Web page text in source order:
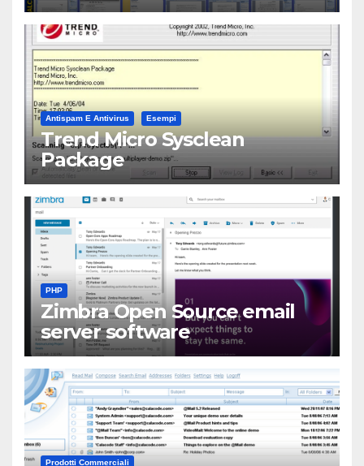
Antispam E Antivirus Esempi
Trend Micro Sysclean
Package
PHP
Zimbra Open Source email
server software
Prodotti Commerciali